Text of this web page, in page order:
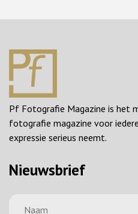
Pf Fotografie Magazine is het
fotografie magazine voor
expressie serieus neemt.
Nieuwsbrief